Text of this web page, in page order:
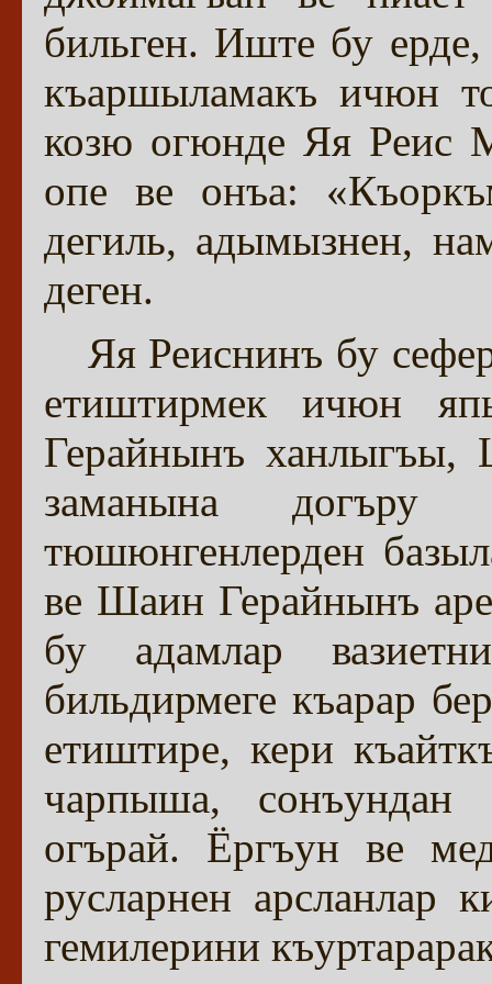
бильген. Иште бу
къаршыламакъ ичюн
козю огюнде Яя Реис
опе ве онъа:
дегиль, адымызнен,
деген.
Яя Реиснинъ бу
етиштирмек ичюн
Герайнынъ ханлыгъы,
заманына догъру
тюшюнгенлерден
ве Шаин Герайнынъ
бу адамлар
бильдирмеге къарар
етиштире, кери
чарпыша,
огърай. Ёргъун ве
русларнен арсланлар
гемилерини